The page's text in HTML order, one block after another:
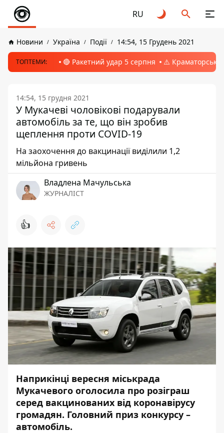
RU
Новини Україна Події 14:54, 15 Грудень 2021
ТОПТЕМИ: 🔴 Ракетний удар 5 серпня ⚠️ Краматорськ,
14:54, 15 грудня 2021
У Мукачеві чоловікові подарували
автомобіль за те, що він зробив
щеплення проти COVID-19
На заохочення до вакцинації виділили 1,2
мільйона гривень
Владлена Мачульська
ЖУРНАЛІСТ
👍
Наприкінці вересня міськрада
Мукачевого оголосила про розіграш
серед вакцинованих від коронавірусу
громадян. Головний приз конкурсу –
автомобіль.